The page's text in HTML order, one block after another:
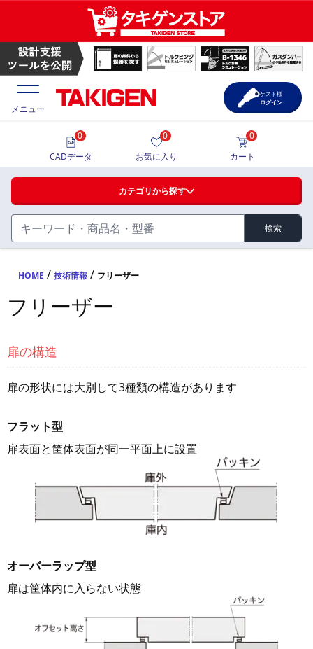
ハンドル・取手・つまみ・周辺機器
FA・A
FB・B
FC・C
キースイッチ
キャスター・アジャスター・スライドレール・モ
ニターアーム
断熱・ライト・ラック
FD・FE
価格一覧
製品カタログ
サポート・お問合せ
メニュー
カテゴリから探す
検索
0
CADデータ
0
お気に入り
0
カート
ゲスト様
ログイン
HOME / 技術情報 / フリーザー
フリーザー
扉の構造
扉の形状には大別して3種類の構造があります
フラット型
扉表面と筐体表面が同一平面上に設置
オーバーラップ型
扉は筐体内に入らない状態